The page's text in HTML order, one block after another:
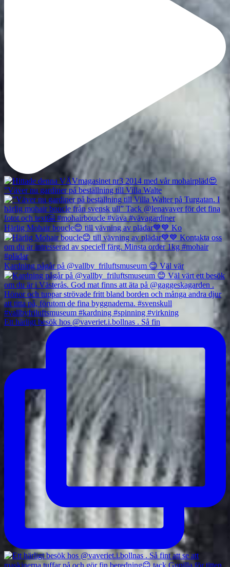
”Väver nu gardiner på beställning till Villa Walte
Härlig Mohair boucle😊 till vävning av plädar💙💙 Ko
Kardning pågår på @vallby_friluftsmuseum 😊 Väl vär
Ett härligt besök hos @vaveriet.i.bollnas . Så fin